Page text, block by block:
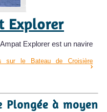
Explorer
Explorer est un navire
sur le Bateau de Croisière
Plongée à moyen